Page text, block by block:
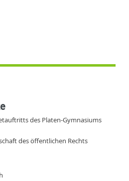
des Platen-Gymnasiums
des öffentlichen Rechts